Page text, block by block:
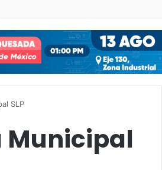
SLP
Municipal